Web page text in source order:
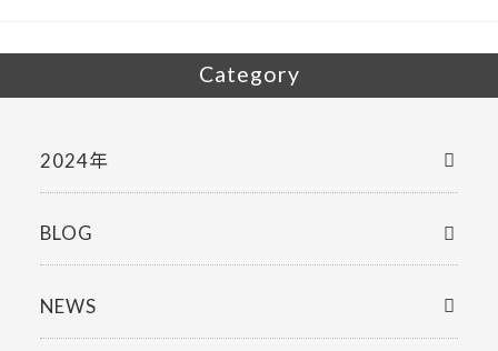
Category
2024年
BLOG
NEWS